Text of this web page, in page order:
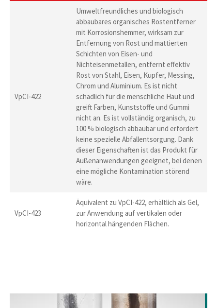
VpCI-422
Umweltfreundliches und biologisch
abbaubares organisches Rostentferner
mit Korrosionshemmer, wirksam zur
Entfernung von Rost und mattierten
Schichten von Eisen- und
Nichteisenmetallen, entfernt effektiv
Rost von Stahl, Eisen, Kupfer, Messing,
Chrom und Aluminium. Es ist nicht
schädlich für die menschliche Haut und
greift Farben, Kunststoffe und Gummi
nicht an. Es ist vollständig organisch, zu
100 % biologisch abbaubar und erfordert
keine spezielle Abfallentsorgung. Dank
dieser Eigenschaften ist das Produkt für
Außenanwendungen geeignet, bei denen
eine mögliche Kontamination störend
wäre.
VpCI-423
Äquivalent zu VpCI-422, erhältlich als Gel,
zur Anwendung auf vertikalen oder
horizontal hängenden Flächen.